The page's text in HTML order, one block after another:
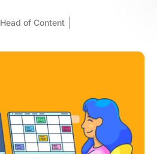
Head of Content